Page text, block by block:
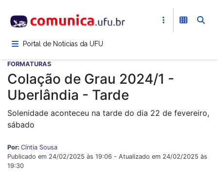
para
conteúdoPortal de Notícias da UFU
FORMATURAS
Colação de Grau 2024/1 -
Uberlândia - Tarde
Solenidade aconteceu na tarde do dia 22 de fevereiro,
sábado
Por: Cíntia Sousa
Publicado em 24/02/2025 às 19:06 - Atualizado em 24/02/2025 às
19:30